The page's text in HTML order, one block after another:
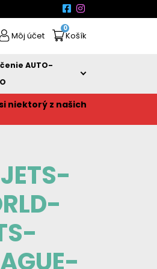
Môj účet
0
Košík
AUTO-
niektorý z našich